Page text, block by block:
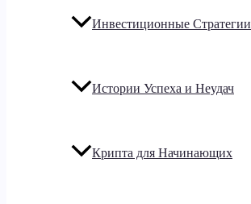
Инвестиционные Стратегии
Истории Успеха и Неудач
Крипта для Начинающих